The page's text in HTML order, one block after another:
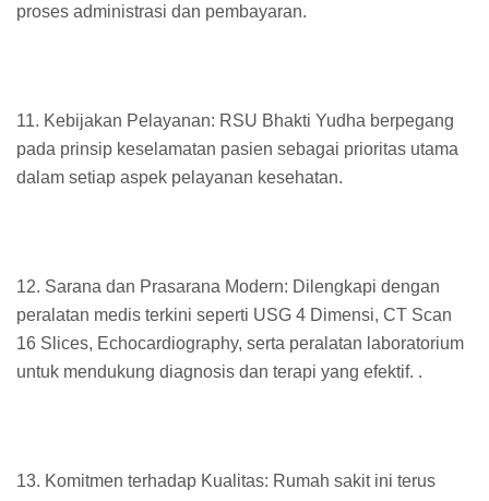
proses administrasi dan pembayaran.
11. Kebijakan Pelayanan: RSU Bhakti Yudha berpegang
pada prinsip keselamatan pasien sebagai prioritas utama
dalam setiap aspek pelayanan kesehatan.
12. Sarana dan Prasarana Modern: Dilengkapi dengan
peralatan medis terkini seperti USG 4 Dimensi, CT Scan
16 Slices, Echocardiography, serta peralatan laboratorium
untuk mendukung diagnosis dan terapi yang efektif. .
13. Komitmen terhadap Kualitas: Rumah sakit ini terus